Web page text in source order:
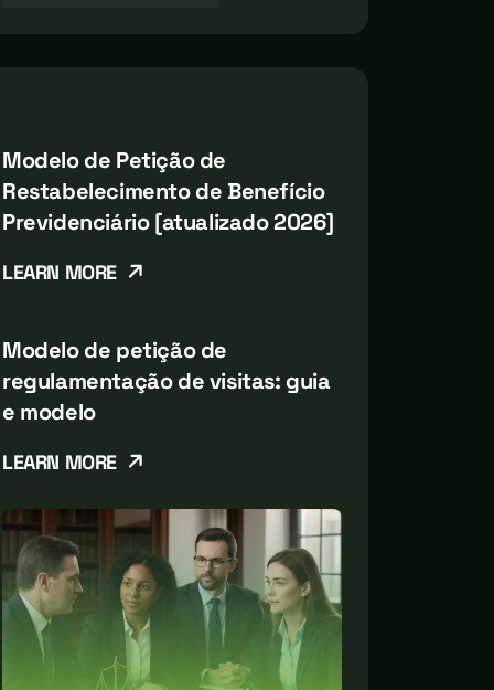
Modelo de Petição de
Restabelecimento de Benefício
Previdenciário [atualizado 2026]
LEARN MORE
Modelo de petição de
regulamentação de visitas: guia
e modelo
LEARN MORE